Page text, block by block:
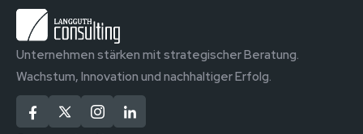
Unternehmen stärken mit strategischer Beratung.
Wachstum, Innovation und nachhaltiger Erfolg.